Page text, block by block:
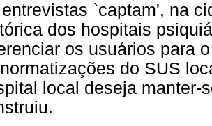
`captam', na
dos hospitais
os usuários para
do SUS
local deseja manter-